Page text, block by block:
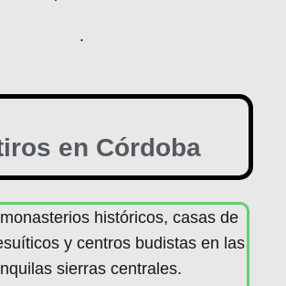
.
en Córdoba
históricos, casas de
y centros budistas en las
sierras centrales.